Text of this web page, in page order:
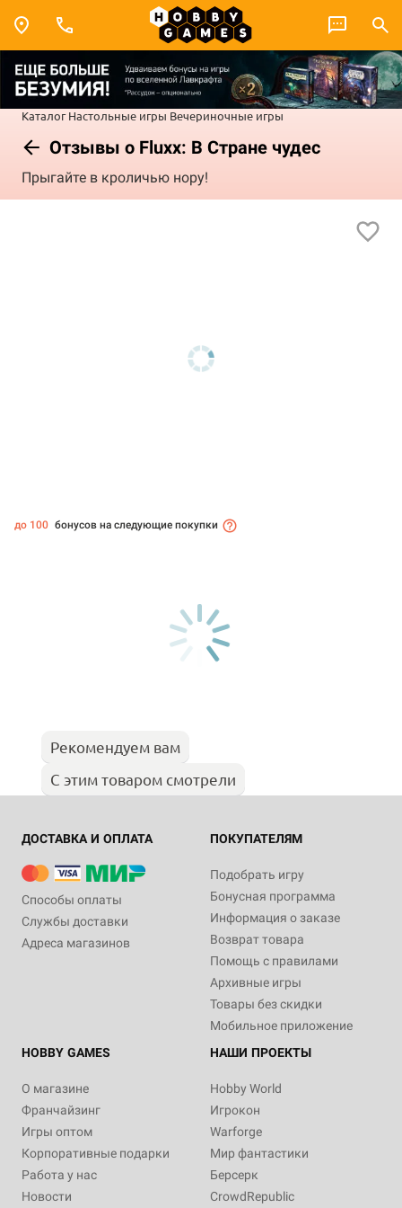
Каталог Настольные игры Вечериночные игры
Отзывы о Fluxx: В Стране чудес
Прыгайте в кроличью нору!
до 100 бонусов на следующие покупки
Рекомендуем вам
С этим товаром смотрели
ДОСТАВКА И ОПЛАТА
Способы оплаты
Службы доставки
Адреса магазинов
ПОКУПАТЕЛЯМ
Подобрать игру
Бонусная программа
Информация о заказе
Возврат товара
Помощь с правилами
Архивные игры
Товары без скидки
Мобильное приложение
HOBBY GAMES
О магазине
Франчайзинг
Игры оптом
Корпоративные подарки
Работа у нас
Новости
НАШИ ПРОЕКТЫ
Hobby World
Игрокон
Warforge
Мир фантастики
Берсерк
CrowdRepublic